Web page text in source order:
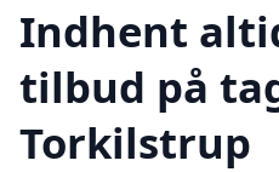
Indhent
tilbud på
Torkilstrup